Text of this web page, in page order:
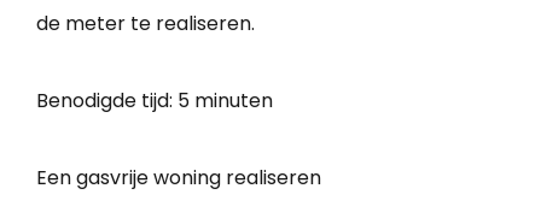
de meter te realiseren.
Benodigde tijd: 5 minuten
Een gasvrije woning realiseren